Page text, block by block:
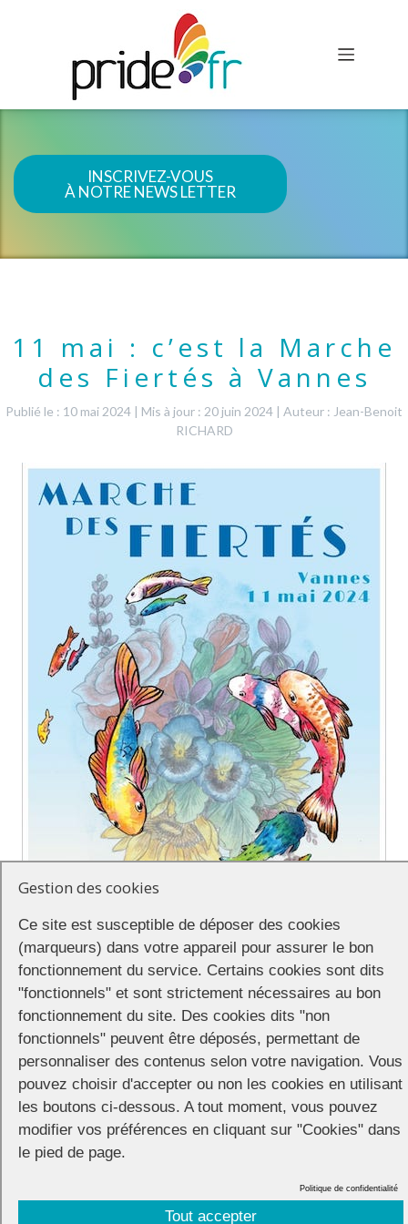
INSCRIVEZ-VOUS
À NOTRE NEWS LETTER
11 mai : c’est la Marche
des Fiertés à Vannes
Publié le : 10 mai 2024 | Mis à jour : 20 juin 2024 | Auteur : Jean-Benoit
RICHARD
Liberty Max, l’association LGBTQIA+ en pays vannetais, vous donne
rendez-vous sur l’esplanade du port. Au programme de la journée :
11h – 18h : village associatif sur le port
15h : marche revendicative et festive
19h : dragshow au BREF Rive Gauche
21h : DJ set au Bref
Partager
Gestion des cookies
Ce site est susceptible de déposer des cookies
(marqueurs) dans votre appareil pour assurer le bon
fonctionnement du service. Certains cookies sont dits
"fonctionnels" et sont strictement nécessaires au bon
fonctionnement du site. Des cookies dits "non
fonctionnels" peuvent être déposés, permettant de
personnaliser des contenus selon votre navigation. Vous
pouvez choisir d'accepter ou non les cookies en utilisant
les boutons ci-dessous. A tout moment, vous pouvez
modifier vos préférences en cliquant sur "Cookies" dans
le pied de page.
Tout accepter
Politique de confidentialité